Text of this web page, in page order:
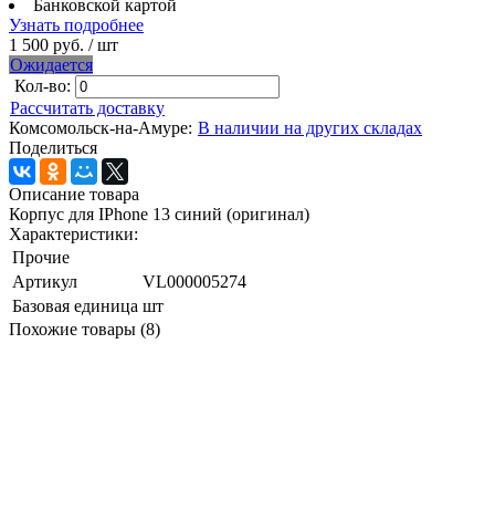
Банковской картой
Узнать подробнее
1 500 руб. / шт
Ожидается
Кол-во:
Рассчитать доставку
Комсомольск-на-Амуре: В наличии на других складах
Поделиться
Описание товара
Корпус для IPhone 13 синий (оригинал)
Характеристики:
Прочие
Артикул
VL000005274
Базовая единица шт
Похожие товары (8)